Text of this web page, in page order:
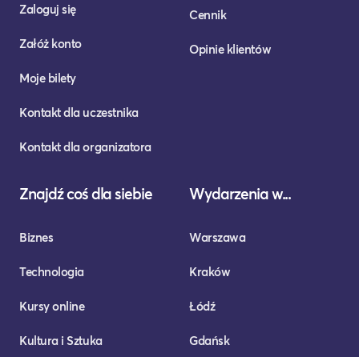
Zaloguj się
Załóż konto
Moje bilety
Kontakt dla uczestnika
Kontakt dla organizatora
Cennik
Opinie klientów
Znajdź coś dla siebie
Biznes
Technologia
Kursy online
Kultura i Sztuka
Wydarzenia w...
Warszawa
Kraków
Łódź
Gdańsk